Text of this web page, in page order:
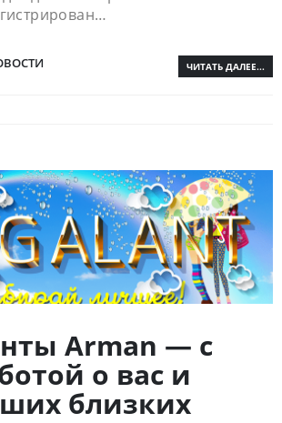
ЧИТАТЬ ДАЛЕЕ...
Arman — с
о вас и
близких